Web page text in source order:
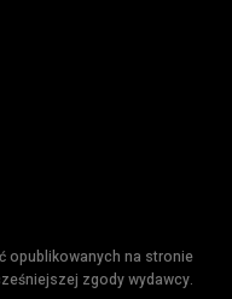
opublikowanych na stronie
zgody wydawcy.